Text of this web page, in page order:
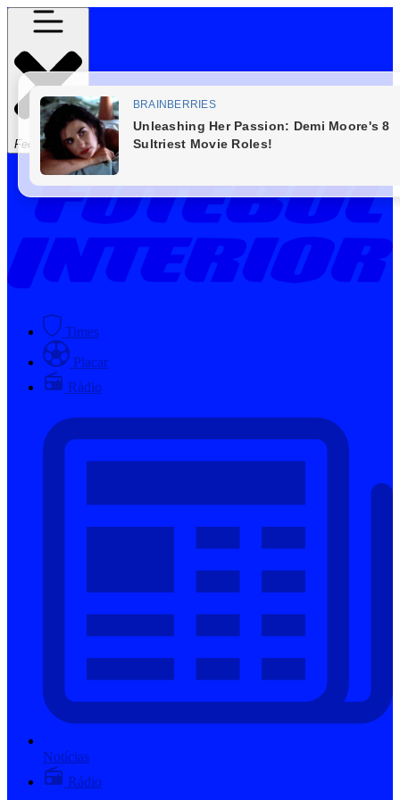
Fechar Menu
Times
Placar
Rádio
Notícias
Rádio